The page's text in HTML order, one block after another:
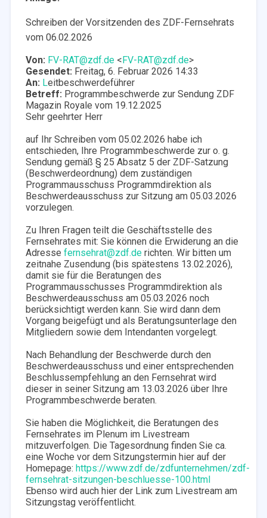
Schreiben der Vorsitzenden des ZDF-Fernsehrats
vom 06.02.2026
Von: FV-RAT@zdf.de<FV-RAT@zdf.de>
Gesendet: Freitag, 6. Februar 2026 14:33
An: Leitbeschwerdeführer
Betreff: Programmbeschwerde zur Sendung ZDF
Magazin Royale vom 19.12.2025
Sehr geehrter Herr
auf Ihr Schreiben vom 05.02.2026 habe ich
entschieden, Ihre Programmbeschwerde zur o. g.
Sendung gemäß § 25 Absatz 5 der ZDF-Satzung
(Beschwerdeordnung) dem zuständigen
Programmausschuss Programmdirektion als
Beschwerdeausschuss zur Sitzung am 05.03.2026
vorzulegen.
Zu Ihren Fragen teilt die Geschäftsstelle des
Fernsehrates mit: Sie können die Erwiderung an die
Adresse fernsehrat@zdf.de richten. Wir bitten um
zeitnahe Zusendung (bis spätestens 13.02.2026),
damit sie für die Beratungen des
Programmausschusses Programmdirektion als
Beschwerdeausschuss am 05.03.2026 noch
berücksichtigt werden kann. Sie wird dann dem
Vorgang beigefügt und als Beratungsunterlage den
Mitgliedern sowie dem Intendanten vorgelegt.
Nach Behandlung der Beschwerde durch den
Beschwerdeausschuss und einer entsprechenden
Beschlussempfehlung an den Fernsehrat wird
dieser in seiner Sitzung am 13.03.2026 über Ihre
Programmbeschwerde beraten.
Sie haben die Möglichkeit, die Beratungen des
Fernsehrates im Plenum im Livestream
mitzuverfolgen. Die Tagesordnung finden Sie ca.
eine Woche vor dem Sitzungstermin hier auf der
Homepage: https://www.zdf.de/zdfunternehmen/zdf-
fernsehrat-sitzungen-beschluesse-100.html
Ebenso wird auch hier der Link zum Livestream am
Sitzungstag veröffentlicht.